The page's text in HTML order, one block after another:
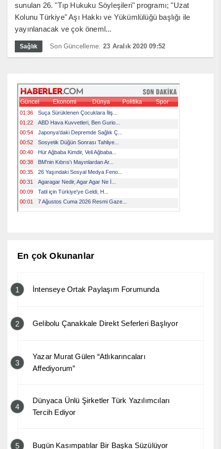
sunulan 26. "Tıp Hukuku Söyleşileri" programı; "Uzat
Kolunu Türkiye" Aşı Hakkı ve Yükümlülüğü başlığı ile
yayınlanacak ve çok öneml...
Sağlık Son Güncelleme: 23 Aralık 2020 09:52
En çok Okunanlar
1 İntenseye Ortak Paylaşım Forumunda
2 Gelibolu Çanakkale Direkt Seferleri Başlıyor
3
Yazar Murat Gülen “Atlıkarıncaları
Affediyorum”
4
Dünyaca Ünlü Şirketler Türk Yazılımcıları
Tercih Ediyor
5 Bugün Kasımpatılar Bir Başka Süzülüyor